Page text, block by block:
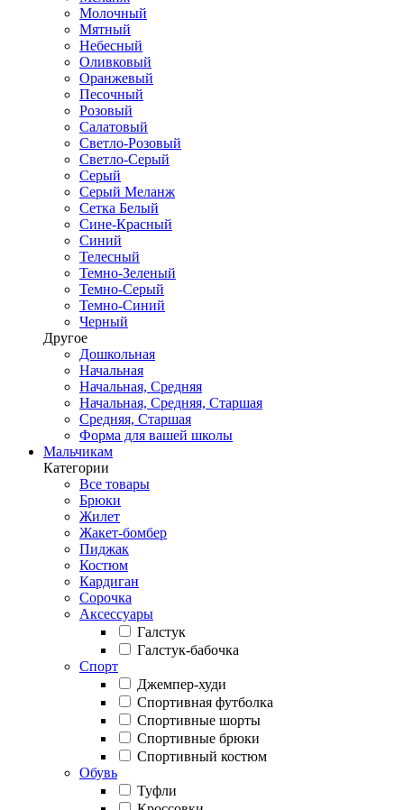
Молочный
Мятный
Небесный
Оливковый
Оранжевый
Песочный
Розовый
Салатовый
Светло-Розовый
Светло-Серый
Серый
Серый Меланж
Сетка Белый
Сине-Красный
Синий
Телесный
Темно-Зеленый
Темно-Серый
Темно-Синий
Черный
Другое
Дошкольная
Начальная
Начальная, Средняя
Начальная, Средняя, Старшая
Средняя, Старшая
Форма для вашей школы
Мальчикам
Категории
Все товары
Брюки
Жилет
Жакет-бомбер
Пиджак
Костюм
Кардиган
Сорочка
Аксессуары
Галстук
Галстук-бабочка
Спорт
Джемпер-худи
Спортивная футболка
Спортивные шорты
Спортивные брюки
Спортивный костюм
Обувь
Туфли